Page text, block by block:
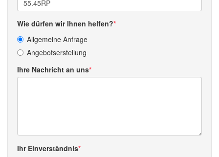
Wie dürfen wir Ihnen helfen?
Allgemeine Anfrage
Angebotserstellung
Ihre Nachricht an uns
Ihr Einverständnis